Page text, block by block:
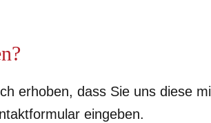
erhoben, dass Sie uns diese
eingeben.